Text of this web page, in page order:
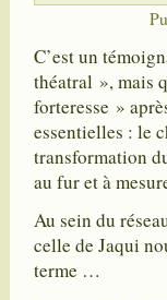
C’est un
théatral », mais
forteresse »
essentielles : le
transformation
au fur et à
Au sein du
celle de Jaqui
terme …